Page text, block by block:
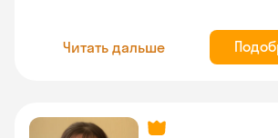
Читать дальше